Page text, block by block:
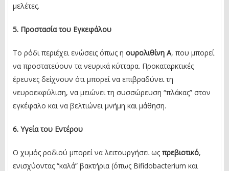
μελέτες.
5. Προστασία του Εγκεφάλου
Το ρόδι περιέχει ενώσεις όπως η ουρολιθίνη Α, που μπορεί
να προστατεύουν τα νευρικά κύτταρα. Προκαταρκτικές
έρευνες δείχνουν ότι μπορεί να επιβραδύνει τη
νευροεκφύλιση, να μειώνει τη συσσώρευση “πλάκας” στον
εγκέφαλο και να βελτιώνει μνήμη και μάθηση.
6. Υγεία του Εντέρου
Ο χυμός ροδιού μπορεί να λειτουργήσει ως πρεβιοτικό,
ενισχύοντας “καλά” βακτήρια (όπως Bifidobacterium και